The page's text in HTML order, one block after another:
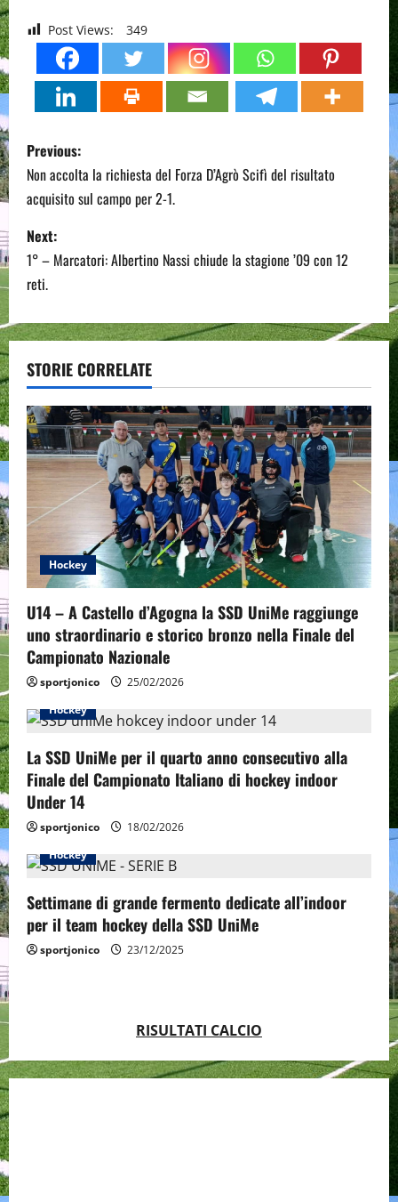
Post Views: 349
P
o
s
t
n
a
v
i
g
a
t
i
o
n
Previous:
Non accolta la richiesta del Forza D’Agrò Scifì del risultato
acquisito sul campo per 2-1.
Next:
1° – Marcatori: Albertino Nassi chiude la stagione ’09 con 12
reti.
STORIE CORRELATE
Hockey
U14 – A Castello d’Agogna la SSD UniMe raggiunge
uno straordinario e storico bronzo nella Finale del
Campionato Nazionale
sportjonico
25/02/2026
Hockey
La SSD UniMe per il quarto anno consecutivo alla
Finale del Campionato Italiano di hockey indoor
Under 14
sportjonico
18/02/2026
Hockey
Settimane di grande fermento dedicate all’indoor
per il team hockey della SSD UniMe
sportjonico 23/12/2025
RISULTATI CALCIO